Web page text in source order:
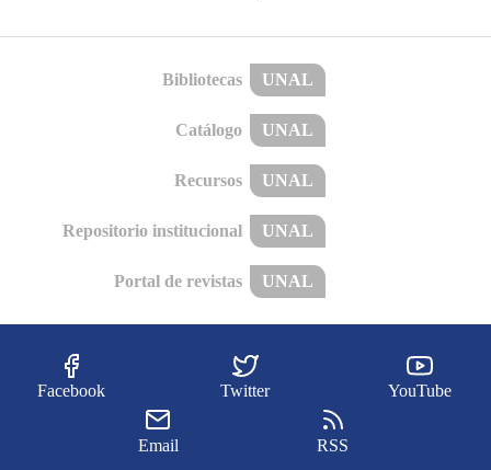
Bibliotecas UNAL
Catálogo UNAL
Recursos UNAL
Repositorio institucional UNAL
Portal de revistas UNAL
Facebook Twitter YouTube
Email RSS